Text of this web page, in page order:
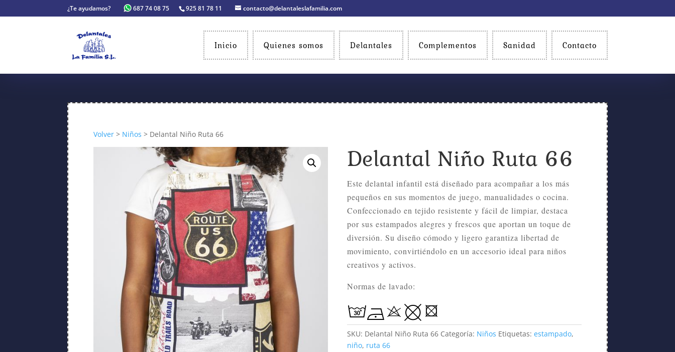
¿Te ayudamos? 687 74 08 75 925 81 78 11 contacto@delantaleslafamilia.com
Inicio Quienes somos Delantales Complementos Sanidad Contacto
Volver> Niños > Delantal Niño Ruta 66
Delantal Niño Ruta 66
Este delantal infantil está diseñado para acompañar a los más
pequeños en sus momentos de juego, manualidades o cocina.
Confeccionado en tejido resistente y fácil de limpiar, destaca
por sus estampados alegres y frescos que aportan un toque de
diversión. Su diseño cómodo y ligero garantiza libertad de
movimiento, convirtiéndolo en un accesorio ideal para niños
creativos y activos.
Normas de lavado:
SKU: Delantal Niño Ruta 66 Categoría: Niños Etiquetas:estampado,
niño, ruta 66